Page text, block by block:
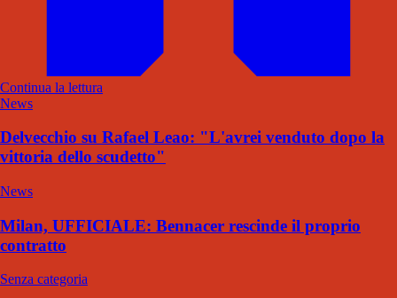
Continua la lettura
News
Delvecchio su Rafael Leao: "L'avrei venduto dopo la
vittoria dello scudetto"
News
Milan, UFFICIALE: Bennacer rescinde il proprio
contratto
Senza categoria